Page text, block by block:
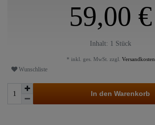
59,00 €
Inhalt: 1 Stück
* inkl. ges. MwSt. zzgl. Versandkosten
Wunschliste
In den Warenkorb